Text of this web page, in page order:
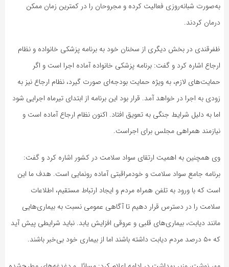
به‌صورت شبانه‌روزی فعالیت کرده و مجروحان را در کمترین زمان ممکن
درمان کردند.
ظفرقندی در بخش دیگری از سخنان خود به برنامه پزشکی خانواده و نظام
ارجاع اشاره کرد و گفت: برنامه پزشکی خانواده آماده اجرا است و اگر
حمایت‌های لازم، به ویژه حمایت بودجه‌ای صورت گیرد، نظام ارجاع نیز به
زودی به اجرا در خواهد آمد. قرار بود این برنامه از ابتدای تیرماه اجرایی شود
اما به دلیل شرایط جنگی به تعویق افتاد. اکنون نظام ارجاع آماده است و
نیازمند همراهی مجلس برای اجراست.
وی همچنین به اهمیت ارتقای سواد سلامت در کشور اشاره کرد و گفت:
برنامه جامع سواد سلامت و خودمراقبتی آماده رونمایی است. هدف ما این
است که با ورود به تلفن همراه مردم و ایجاد ارتباط مستقیم، اطلاعات
سلامت را در دسترس قرار دهیم تا آگاهی عمومی نسبت به بیماری‌هایی
مانند دیابت، بیماری‌های قلبی و عروقی افزایش یابد. نباید شرایطی پیش آید
که ۵۰ درصد مردم دیابت داشته باشند اما از بیماری خود بی‌خبر باشند.